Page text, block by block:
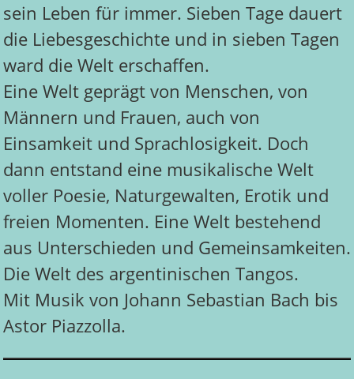
sein Leben für immer. Sieben Tage dauert
die Liebesgeschichte und in sieben Tagen
ward die Welt erschaffen.
Eine Welt geprägt von Menschen, von
Männern und Frauen, auch von
Einsamkeit und Sprachlosigkeit. Doch
dann entstand eine musikalische Welt
voller Poesie, Naturgewalten, Erotik und
freien Momenten. Eine Welt bestehend
aus Unterschieden und Gemeinsamkeiten.
Die Welt des argentinischen Tangos.
Mit Musik von Johann Sebastian Bach bis
Astor Piazzolla.